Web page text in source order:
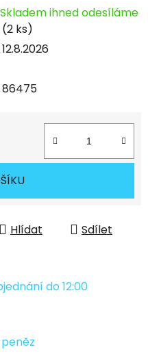
Skladem ihned odesíláme
(2 ks)
12.8.2026
86475
Hlídat Sdílet
do 12:00